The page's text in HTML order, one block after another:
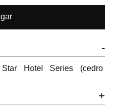
-
Hotel Series (cedro
+